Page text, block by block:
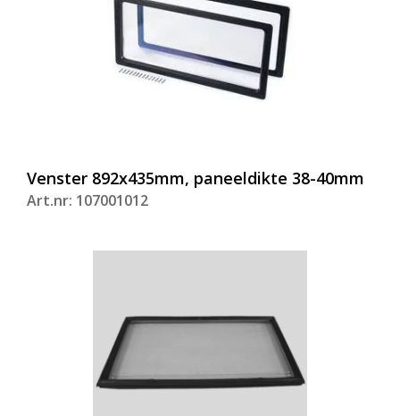
Venster 892x435mm, paneeldikte 38-40mm
Art.nr: 107001012